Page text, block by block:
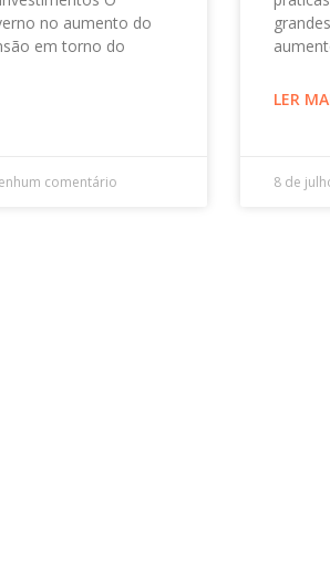
no aumento do
em torno do
comentário
LER
8 de